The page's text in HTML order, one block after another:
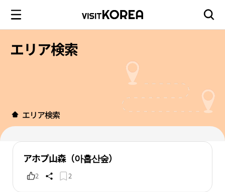
エリア検索
エリア検索
アホプ山森（아홉산숲）
2 2